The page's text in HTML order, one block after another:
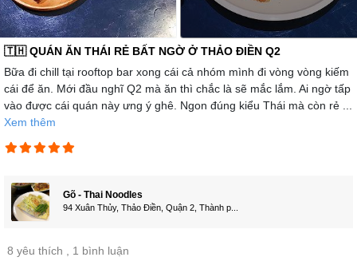
🇹🇭 QUÁN ĂN THÁI RẺ BẤT NGỜ Ở THẢO ĐIỀN Q2
Bữa đi chill tại rooftop bar xong cái cả nhóm mình đi vòng vòng kiếm
cái để ăn. Mới đầu nghĩ Q2 mà ăn thì chắc là sẽ mắc lắm. Ai ngờ tấp
vào được cái quán này ưng ý ghê. Ngon đúng kiểu Thái mà còn rẻ ...
Xem thêm
Gõ - Thai Noodles
94 Xuân Thủy, Thảo Điền, Quận 2, Thành p...
8 yêu thích , 1 bình luận